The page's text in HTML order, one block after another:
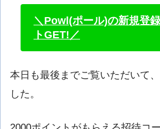
＼Powl(ポール)の新規登
トGET!／
本日も最後までご覧いただいて
した。